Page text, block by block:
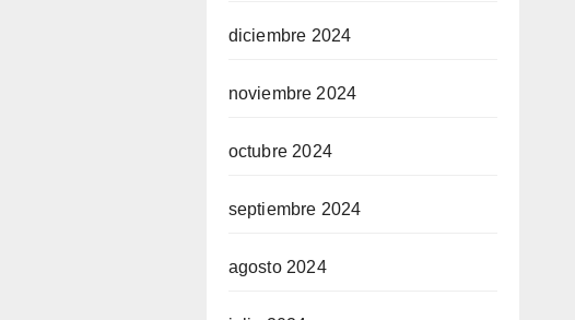
diciembre 2024
noviembre 2024
octubre 2024
septiembre 2024
agosto 2024